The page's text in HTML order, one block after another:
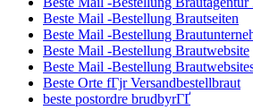
Beste Mail -Bestellung Brautseiten
Beste Mail -Bestellung
Beste Mail -Bestellung Brautwebsite
Beste Mail -Bestellung
Beste Orte fГјr Versandbestellbraut
beste postordre brudbyrГҐ